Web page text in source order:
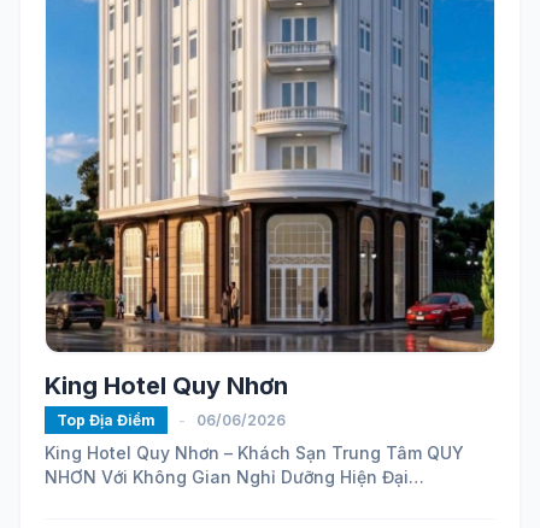
King Hotel Quy Nhơn
Top Địa Điểm - 06/06/2026
King Hotel Quy Nhơn – Khách Sạn Trung Tâm QUY
NHƠN Với Không Gian Nghỉ Dưỡng Hiện Đại